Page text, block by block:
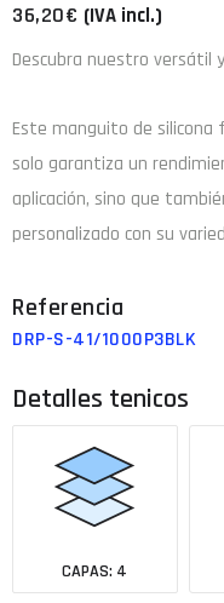
36,20€ (IVA incl.)
Descubra nuestro versátil
Este manguito de silicona
solo garantiza un
aplicación, sino que
personalizado con su
DRP-S-41/1000P3BLK
Detalles tenicos
CAPAS: 4